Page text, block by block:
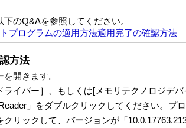
のQ&Aを参照してください。
プログラムの適用方法適用完了の確認方法
方法
開きます。
ライバー］、もしくは[メモリテクノロジデ
」をダブルクリックしてください。プ
クリックして、バージョンが「